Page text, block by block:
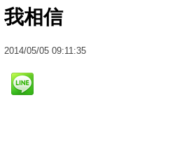
我相信
2014/05/05 09:11:35